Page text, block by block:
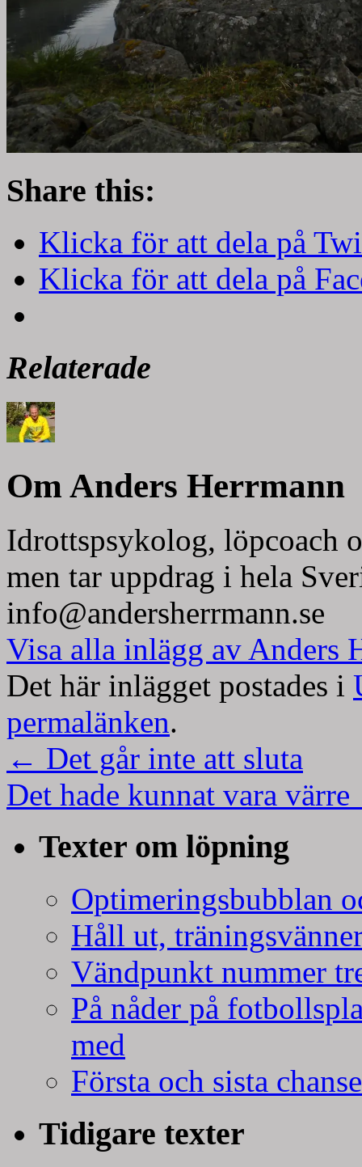
Share this:
Klicka för att dela på
Klicka för att dela på
Relaterade
Om Anders Herrmann
Idrottspsykolog, löpcoach
men tar uppdrag i hela
info@andersherrmann.se
Visa alla inlägg av Anders
Det här inlägget postades i
permalänken.
← Det går inte att sluta
Det hade kunnat vara värre
Texter om löpning
Optimeringsbubblan
Håll ut,
Vändpunkt nummer
På nåder på
med
Första och sista
Tidigare texter